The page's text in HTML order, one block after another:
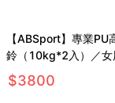
【ABSport】專業PU
鈴（10kg*2入）／女
重量啞鈴／重量訓練
$3800